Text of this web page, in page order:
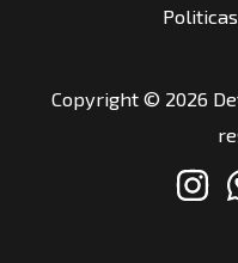
Copyright © 2026